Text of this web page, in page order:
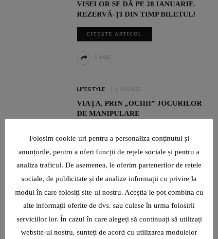
VISELOR SE DĂ PE 28 IANUARIE.
REZERVĂ-ȚI DIN TIMP BILETUL!
CITEȘTE ARTICOL
SHARE
LIFESTYLE 9 ANI AGO
VIAȚA, PRIN „OCHII” JOCURILOR
DE MANIPULARE
SHARE
Folosim cookie-uri pentru a personaliza conținutul și
anunțurile, pentru a oferi funcții de rețele sociale și pentru a
analiza traficul. De asemenea, le oferim partenerilor de rețele
sociale, de publicitate și de analize informații cu privire la
modul în care folosiți site-ul nostru. Aceștia le pot combina cu
alte informații oferite de dvs. sau culese în urma folosirii
serviciilor lor. În cazul în care alegeți să continuați să utilizați
website-ul nostru, sunteți de acord cu utilizarea modulelor